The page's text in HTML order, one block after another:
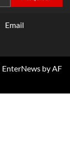
Email
EnterNewsby AF